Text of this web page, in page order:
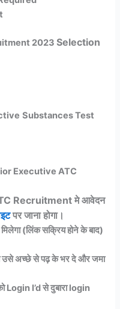
2023Selection
Substances Test
Executive ATC
Recruitment मे आवेदन
पर जाना होगा।
(लिंक सक्रिय होने के बाद)
अच्छे से पढ़ के भर दे और जमा
I’d से दुबारा login